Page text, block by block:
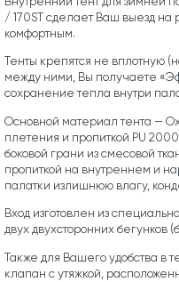
/ 170ST сделает Ваш выезд на
комфортным.
Тенты крепятся не вплотную
между ними, Вы получаете
сохранение тепла внутри
Основной материал тента —
плетения и пропиткой PU
боковой грани из смесовой
пропиткой на внутреннем и
палатки излишнюю влагу,
Вход изготовлен из
двух двухсторонних
Также для Вашего удобства в
клапан с утяжкой,